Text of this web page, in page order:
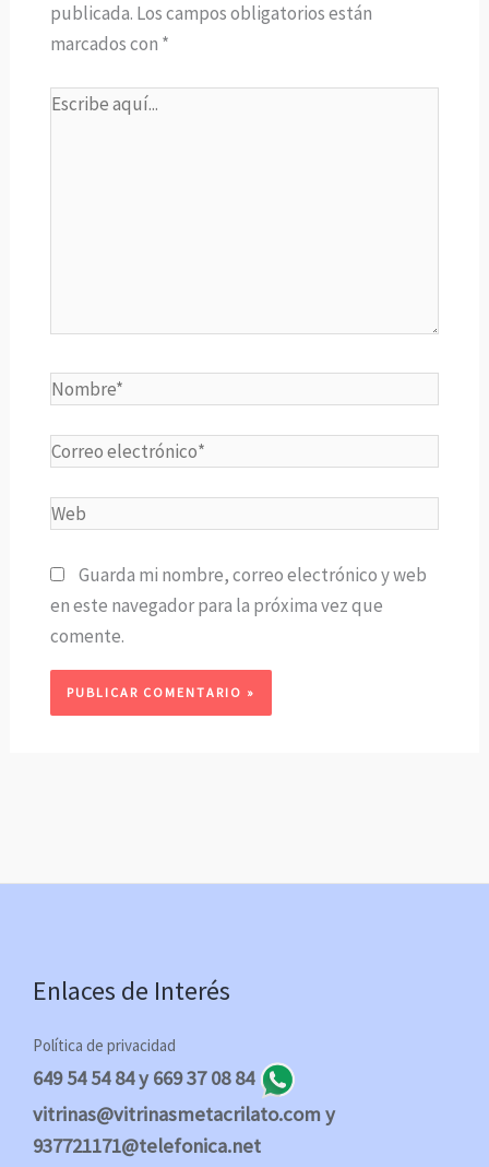
publicada. Los campos obligatorios están
marcados con *
Escribe
Nombre*
Correo
Web
Guarda mi nombre, correo electrónico y web
en este navegador para la próxima vez que
comente.
Enlaces de Interés
Política de privacidad
649 54 54 84 y 669 37 08 84
vitrinas@vitrinasmetacrilato.com y
937721171@telefonica.net